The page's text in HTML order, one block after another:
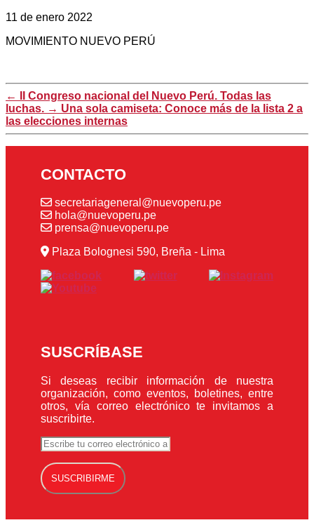
11 de enero 2022
MOVIMIENTO NUEVO PERÚ
←
II Congreso nacional del Nuevo Perú. Todas las
luchas. → Una sola camiseta: Conoce más de la lista 2 a
las elecciones internas
CONTACTO
secretariageneral@nuevoperu.pe
hola@nuevoperu.pe
prensa@nuevoperu.pe
Plaza Bolognesi 590, Breña - Lima
SUSCRÍBASE
Si deseas recibir información de nuestra
organización, como eventos, boletines, entre
otros, vía correo electrónico te invitamos a
suscribirte.